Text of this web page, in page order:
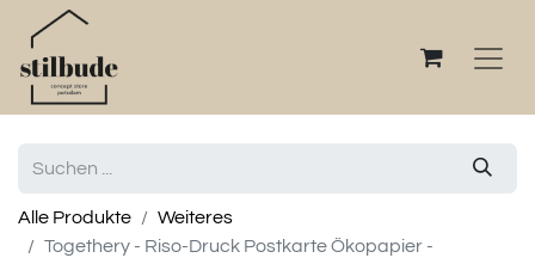
Alle Produkte
Weiteres
Togethery - Riso-Druck Postkarte Ökopapier -